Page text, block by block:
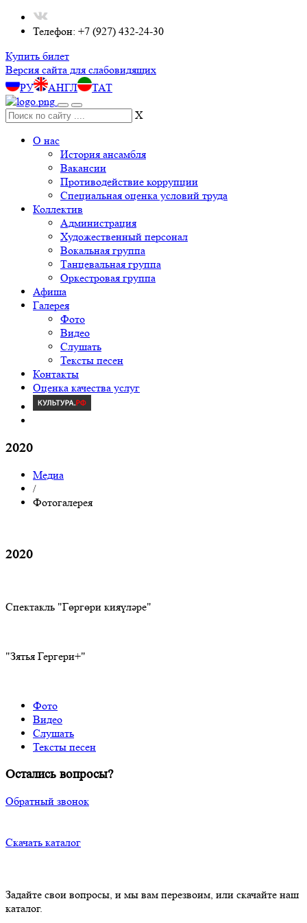
Телефон: +7 (927) 432-24-30
Купить билет
Версия сайта для слабовидящих
РУ
АНГЛ ТАТ
X
О нас
История ансамбля
Вакансии
Противодействие коррупции
Специальная оценка условий труда
Коллектив
Администрация
Художественный персонал
Вокальная группа
Танцевальная группа
Оркестровая группа
Афиша
Галерея
Фото
Видео
Слушать
Тексты песен
Контакты
Оценка качества услуг
2020
Медиа
/
Фотогалерея
2020
Спектакль "Гөргөри кияүләре"
"Зятья Гергери+"
Фото
Видео
Слушать
Тексты песен
Остались вопросы?
Обратный звонок
Скачать каталог
Задайте свои вопросы, и мы вам перезвоим, или скачайте наш
каталог.